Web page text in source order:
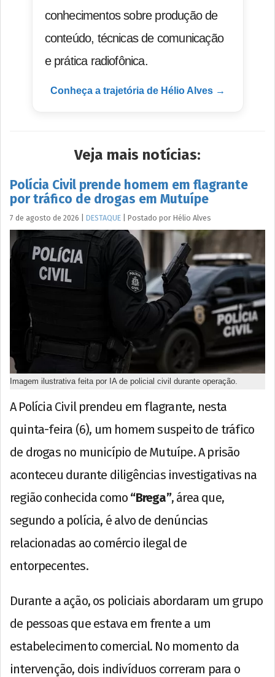
conhecimentos sobre produção de
conteúdo, técnicas de comunicação
e prática radiofônica.
Conheça a trajetória de Hélio Alves →
Veja mais notícias:
Polícia Civil prende homem em flagrante
por tráfico de drogas em Mutuípe
7 de agosto de 2026 DESTAQUE Postado por Hélio Alves
Imagem ilustrativa feita por IA de policial civil durante operação.
A Polícia Civil prendeu em flagrante, nesta
quinta-feira (6), um homem suspeito de tráfico
de drogas no município de Mutuípe. A prisão
aconteceu durante diligências investigativas na
região conhecida como “Brega”, área que,
segundo a polícia, é alvo de denúncias
relacionadas ao comércio ilegal de
entorpecentes.
Durante a ação, os policiais abordaram um grupo
de pessoas que estava em frente a um
estabelecimento comercial. No momento da
intervenção, dois indivíduos correram para o